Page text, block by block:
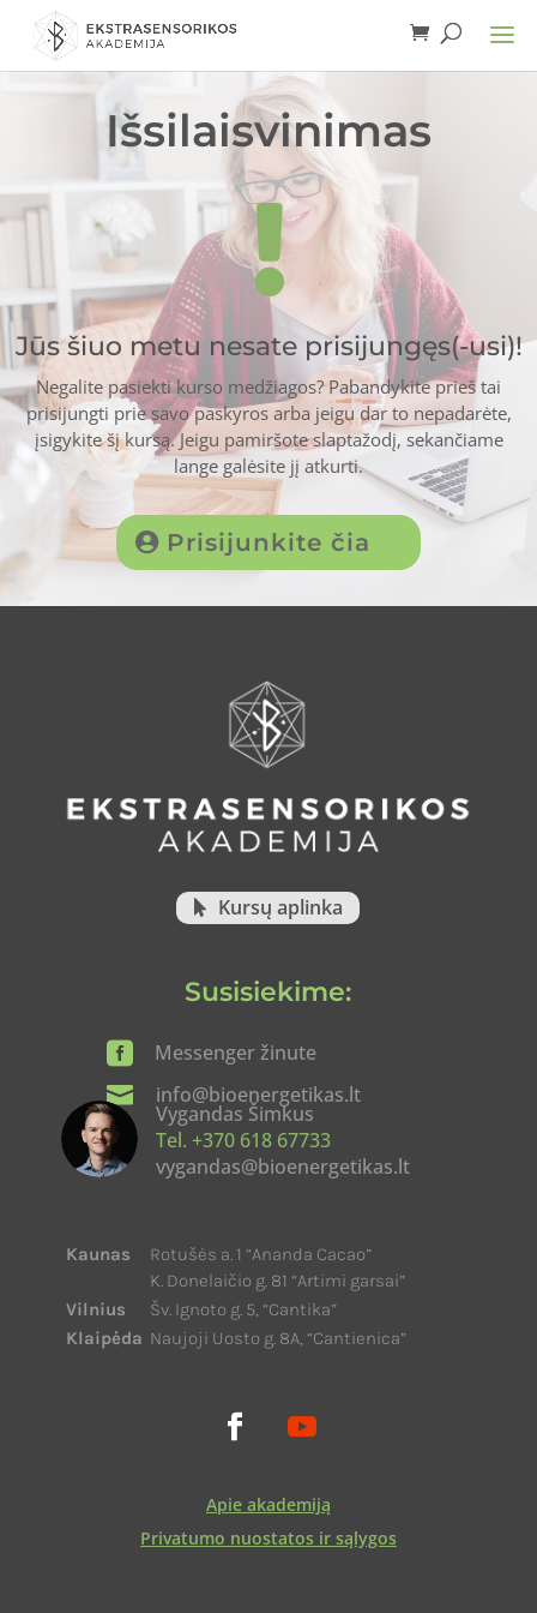
Išsilaisvinimas

Jūs šiuo metu nesate prisijungęs(-usi)!
Negalite pasiekti kurso medžiagos? Pabandykite prieš tai
prisijungti prie savo paskyros arba jeigu dar to nepadarėte,
įsigykite šį kursą. Jeigu pamiršote slaptažodį, sekančiame
lange galėsite jį atkurti.
Prisijunkite čia
Kursų aplinka
Susisiekime:

Messenger žinute

info@bioenergetikas.lt
Vygandas Šimkus
Tel. +370 618 67733
vygandas@bioenergetikas.lt
Kaunas
Rotušės a. 1 “Ananda Cacao”
K. Donelaičio g. 81 “Artimi garsai”
Vilnius
Šv. Ignoto g. 5, “Cantika”
Klaipėda Naujoji Uosto g. 8A, “Cantienica”
Apie akademiją
Privatumo nuostatos ir sąlygos